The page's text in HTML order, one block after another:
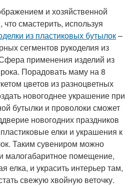
и хозяйственной
смастерить, используя
из пластиковых бутылок–
сегментов рукоделия из
применения изделий из
Порадовать маму на 8
цветов из разноцветных
новогоднее украшение при
бутылки и проволоки сможет
новогодних праздников
елки и украшения к
Таким сувениром можно
малогабаритное помещение,
елка, и украсить интерьер там,
свежую хвойную веточку.